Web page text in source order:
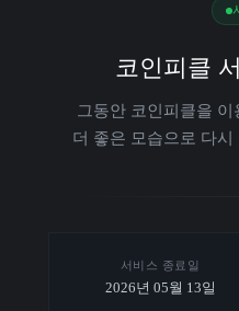
코인피클
그동안 코인피클을
더 좋은 모습으로 다
서비스 종료일
2026년 05월 13일